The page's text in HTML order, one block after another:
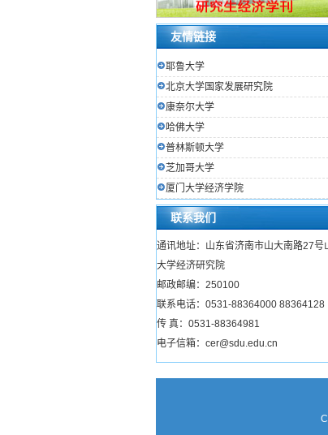
友情链接
耶鲁大学
北京大学国家发展研究院
康奈尔大学
哈佛大学
普林斯顿大学
芝加哥大学
厦门大学经济学院
联系我们
通讯地址：山东省济南市山大南路27号
大学经济研究院
邮政邮编：250100
联系电话：0531-88364000 88364128
传 真：0531-88364981
电子信箱：cer@sdu.edu.cn